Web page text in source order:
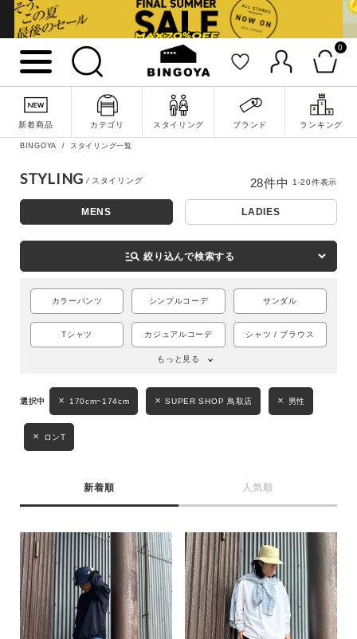
0
新着商品 カテゴリ スタイリング ブランド ランキング
詳細検索
BINGOYA スタイリング一覧
STYLING
MENS LADIES
manage_search 絞り込んで検索する
カラーパンツ シンプルコーデ サンダル
Tシャツ カジュアルコーデ シャツ / ブラウス
もっと見る
170cm~174cm SUPER SHOP 鳥取店 男性
ロンT
新着順 人気順
28件中 1-20件表示